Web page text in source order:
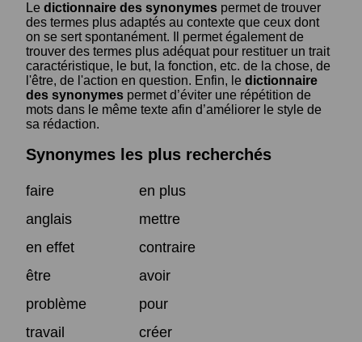
Le dictionnaire des synonymes permet de trouver
des termes plus adaptés au contexte que ceux dont
on se sert spontanément. Il permet également de
trouver des termes plus adéquat pour restituer un trait
caractéristique, le but, la fonction, etc. de la chose, de
l'être, de l'action en question. Enfin, le dictionnaire
des synonymes permet d’éviter une répétition de
mots dans le même texte afin d’améliorer le style de
sa rédaction.
Synonymes les plus recherchés
faire
en plus
anglais
mettre
en effet
contraire
être
avoir
problème
pour
travail
créer